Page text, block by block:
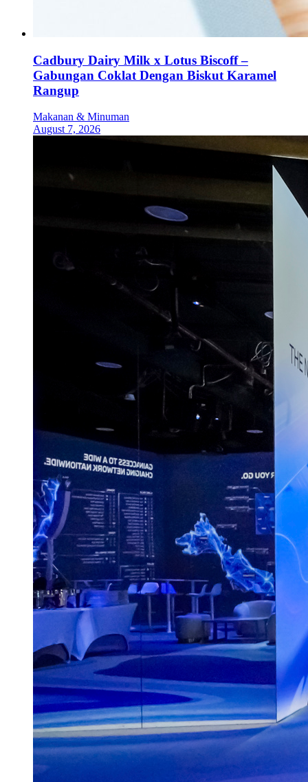
Cadbury Dairy Milk x Lotus Biscoff –
Gabungan Coklat Dengan Biskut Karamel
Rangup
Makanan & Minuman
August 7, 2026